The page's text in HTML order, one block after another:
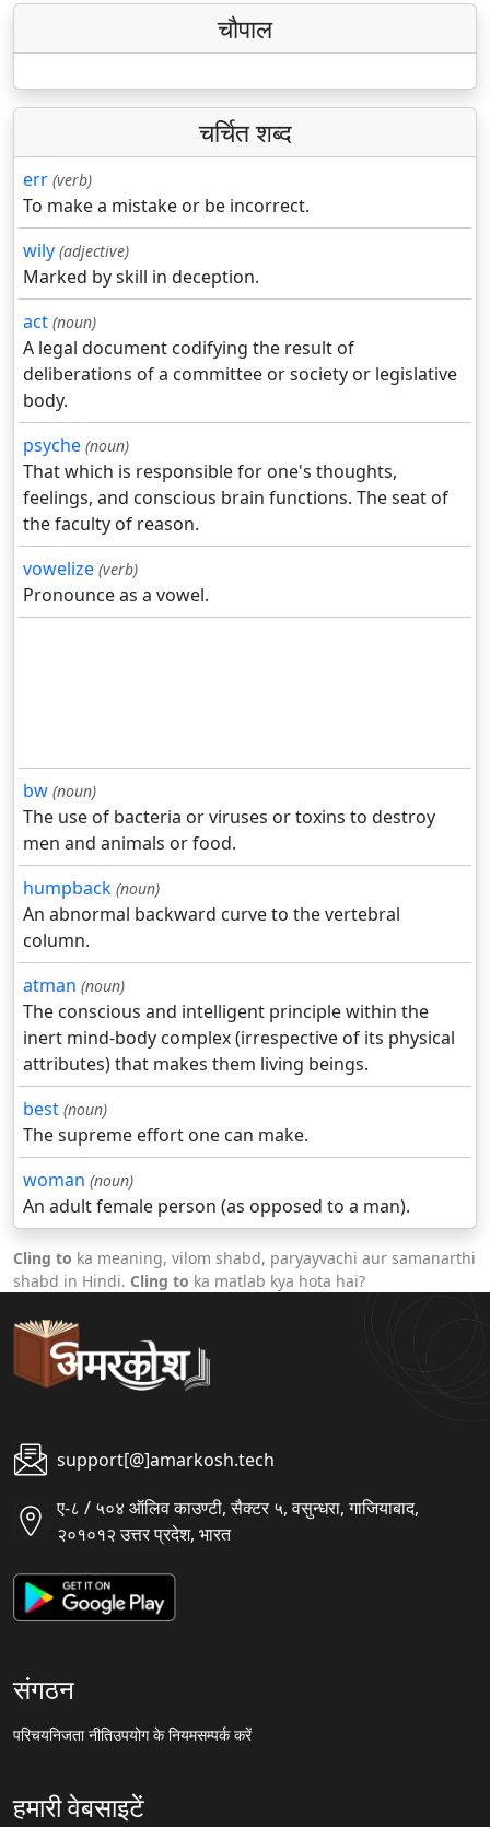
चौपाल
चर्चित शब्द
err (verb)
To make a mistake or be incorrect.
wily (adjective)
Marked by skill in deception.
act (noun)
A legal document codifying the result of
deliberations of a committee or society or legislative
body.
psyche (noun)
That which is responsible for one's thoughts,
feelings, and conscious brain functions. The seat of
the faculty of reason.
vowelize (verb)
Pronounce as a vowel.
bw (noun)
The use of bacteria or viruses or toxins to destroy
men and animals or food.
humpback (noun)
An abnormal backward curve to the vertebral
column.
atman (noun)
The conscious and intelligent principle within the
inert mind-body complex (irrespective of its physical
attributes) that makes them living beings.
best (noun)
The supreme effort one can make.
woman (noun)
An adult female person (as opposed to a man).
Cling to ka meaning, vilom shabd, paryayvachi aur samanarthi
shabd in Hindi. Cling to ka matlab kya hota hai?
support[@]amarkosh.tech
ए-८ / ५०४ ऑलिव काउण्टी, सैक्टर ५, वसुन्धरा, गाजियाबाद,
२०१०१२ उत्तर प्रदेश, भारत
संगठन
परिचयनिजता नीतिउपयोग के नियमसम्पर्क करें
हमारी वेबसाइटें